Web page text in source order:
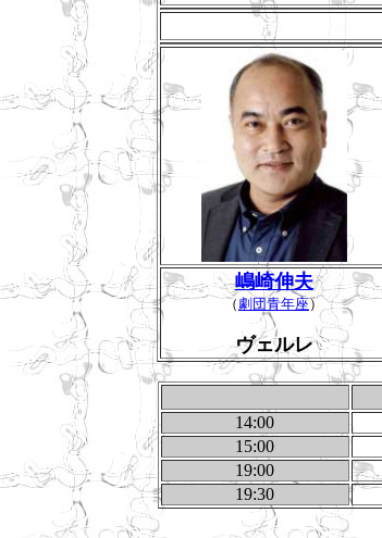
嶋崎伸夫
（劇団青年座）
ヴェルレ
14:00
15:00
19:00
19:30